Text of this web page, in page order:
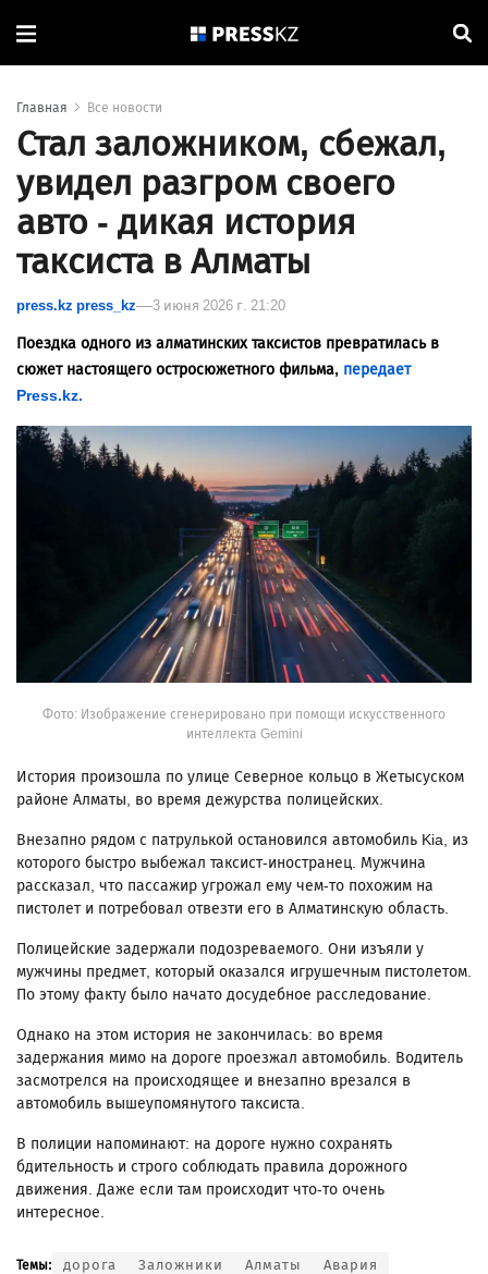
Главная Все новости
Стал заложником, сбежал,
увидел разгром своего
авто - дикая история
таксиста в Алматы
press.kz press_kz 3 июня 2026 г. 21:20
Поездка одного из алматинских таксистов превратилась в
сюжет настоящего остросюжетного фильма, передает
Press.kz.
Фото: Изображение сгенерировано при помощи искусственного
интеллекта Gemini
История произошла по улице Северное кольцо в Жетысуском
районе Алматы, во время дежурства полицейских.
Внезапно рядом с патрулькой остановился автомобиль Kia, из
которого быстро выбежал таксист-иностранец. Мужчина
рассказал, что пассажир угрожал ему чем-то похожим на
пистолет и потребовал отвезти его в Алматинскую область.
Полицейские задержали подозреваемого. Они изъяли у
мужчины предмет, который оказался игрушечным пистолетом.
По этому факту было начато досудебное расследование.
Однако на этом история не закончилась: во время
задержания мимо на дороге проезжал автомобиль. Водитель
засмотрелся на происходящее и внезапно врезался в
автомобиль вышеупомянутого таксиста.
В полиции напоминают: на дороге нужно сохранять
бдительность и строго соблюдать правила дорожного
движения. Даже если там происходит что-то очень
интересное.
Темы: дорога Заложники Алматы Авария